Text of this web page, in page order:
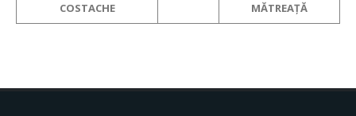
COSTACHE
MĂTREAȚĂ